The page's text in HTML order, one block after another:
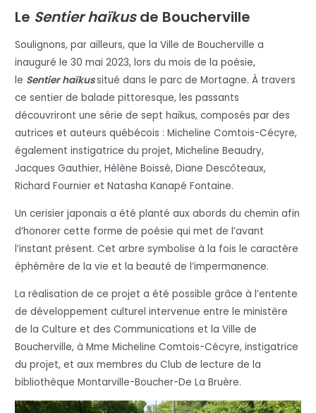
Le Sentier haïkusde Boucherville
Soulignons, par ailleurs, que la Ville de Boucherville a
inauguré le 30 mai 2023, lors du mois de la poésie,
le Sentier haïkussitué dans le parc de Mortagne. À travers
ce sentier de balade pittoresque, les passants
découvriront une série de sept haïkus, composés par des
autrices et auteurs québécois : Micheline Comtois-Cécyre,
également instigatrice du projet, Micheline Beaudry,
Jacques Gauthier, Hélène Boissé, Diane Descôteaux,
Richard Fournier et Natasha Kanapé Fontaine.
Un cerisier japonais a été planté aux abords du chemin afin
d’honorer cette forme de poésie qui met de l’avant
l’instant présent. Cet arbre symbolise à la fois le caractère
éphémère de la vie et la beauté de l’impermanence.
La réalisation de ce projet a été possible grâce à l’entente
de développement culturel intervenue entre le ministère
de la Culture et des Communications et la Ville de
Boucherville, à Mme Micheline Comtois-Cécyre, instigatrice
du projet, et aux membres du Club de lecture de la
bibliothèque Montarville-Boucher-De La Bruère.